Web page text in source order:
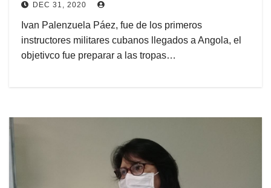
DEC 31, 2020
Ivan Palenzuela Páez, fue de los primeros
instructores militares cubanos llegados a Angola, el
objetivco fue preparar a las tropas…